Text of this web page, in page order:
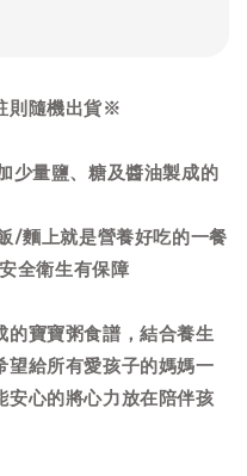
則隨機出貨※
少量鹽、糖及醬油製成的
/麵上就是營養好吃的一餐
全衛生有保障
的寶寶粥食譜，結合養生
望給所有愛孩子的媽媽一
安心的將心力放在陪伴孩